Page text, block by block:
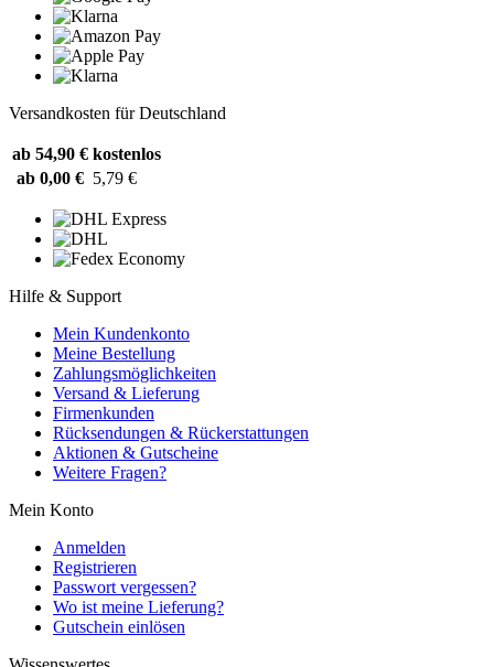
Versandkosten für Deutschland
ab 54,90 € kostenlos
ab 0,00 € 5,79 €
Hilfe & Support
Mein Kundenkonto
Meine Bestellung
Zahlungsmöglichkeiten
Versand & Lieferung
Firmenkunden
Rücksendungen & Rückerstattungen
Aktionen & Gutscheine
Weitere Fragen?
Mein Konto
Anmelden
Registrieren
Passwort vergessen?
Wo ist meine Lieferung?
Gutschein einlösen